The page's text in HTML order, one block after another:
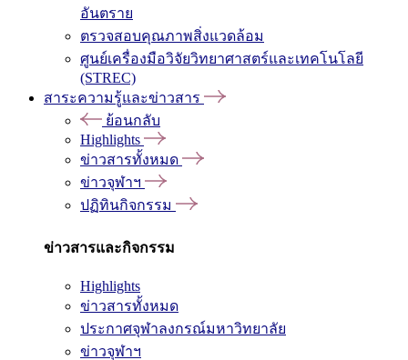
อันตราย
ตรวจสอบคุณภาพสิ่งแวดล้อม
ศูนย์เครื่องมือวิจัยวิทยาศาสตร์และเทคโนโลยี
(STREC)
สาระความรู้และข่าวสาร
ย้อนกลับ
Highlights
ข่าวสารทั้งหมด
ข่าวจุฬาฯ
ปฏิทินกิจกรรม
ข่าวสารและกิจกรรม
Highlights
ข่าวสารทั้งหมด
ประกาศจุฬาลงกรณ์มหาวิทยาลัย
ข่าวจุฬาฯ